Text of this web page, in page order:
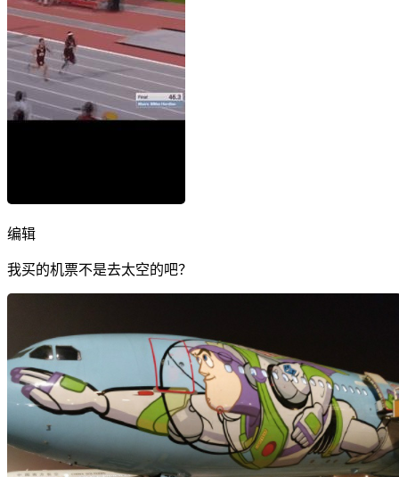
编辑
我买的机票不是去太空的吧？